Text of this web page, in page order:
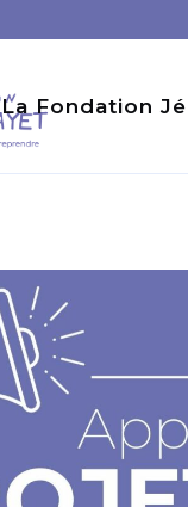
La Fondation